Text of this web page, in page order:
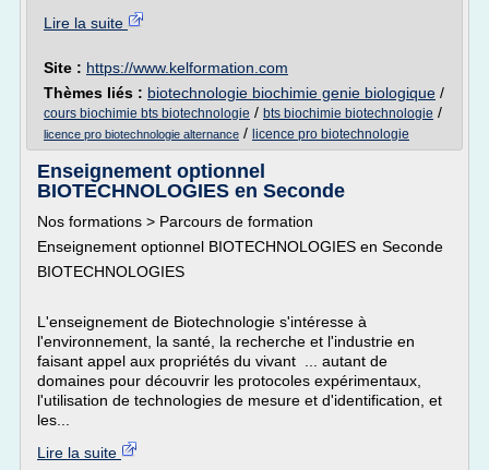
Lire la suite
Site : https://www.kelformation.com
Thèmes liés : biotechnologie biochimie genie biologique /
cours biochimie bts biotechnologie / bts biochimie biotechnologie /
licence pro biotechnologie alternance / licence pro biotechnologie
Enseignement optionnel
BIOTECHNOLOGIES en Seconde
Nos formations > Parcours de formation
Enseignement optionnel BIOTECHNOLOGIES en Seconde
BIOTECHNOLOGIES
L'enseignement de Biotechnologie s'intéresse à
l'environnement, la santé, la recherche et l'industrie en
faisant appel aux propriétés du vivant ... autant de
domaines pour découvrir les protocoles expérimentaux,
l'utilisation de technologies de mesure et d'identification, et
les...
Lire la suite